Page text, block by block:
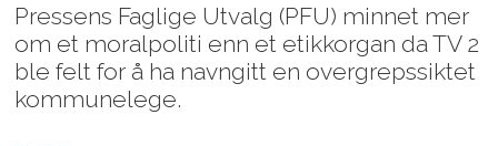
Pressens Faglige Utvalg (PFU) minnet mer
om et moralpoliti enn et etikkorgan da TV 2
ble felt for å ha navngitt en overgrepssiktet
kommunelege.